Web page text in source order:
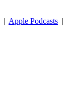
| Apple Podcasts |